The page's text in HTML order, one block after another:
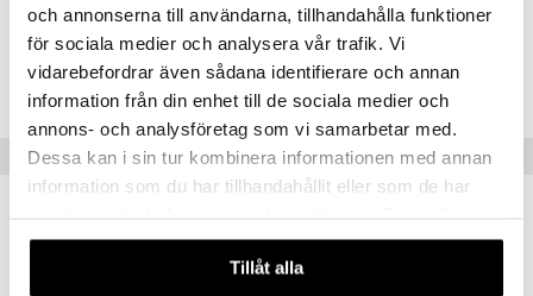
och annonserna till användarna, tillhandahålla funktioner
för sociala medier och analysera vår trafik. Vi
vidarebefordrar även sådana identifierare och annan
information från din enhet till de sociala medier och
annons- och analysföretag som vi samarbetar med.
Dessa kan i sin tur kombinera informationen med annan
information som du har tillhandahållit eller som de har
våra cookies vid fortsatt användande av vår webbplats.
Tillåt alla
Tuotenumero
ITS68-20-BR
Vinkkejä sinulle
& Tyynyliinat
& Peitot